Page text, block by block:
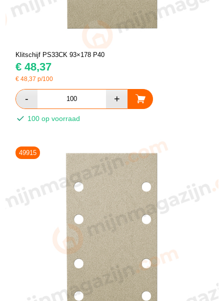
Klitschijf PS33CK 93×178 P40
€ 48,37
€48,37 p/100
100 op voorraad
49915